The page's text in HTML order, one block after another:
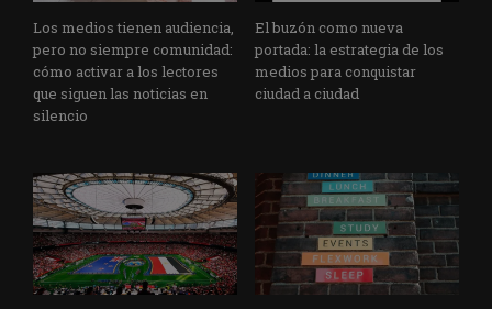
Los medios tienen audiencia,
pero no siempre comunidad:
cómo activar a los lectores
que siguen las noticias en
silencio
El buzón como nueva
portada: la estrategia de los
medios para conquistar
ciudad a ciudad